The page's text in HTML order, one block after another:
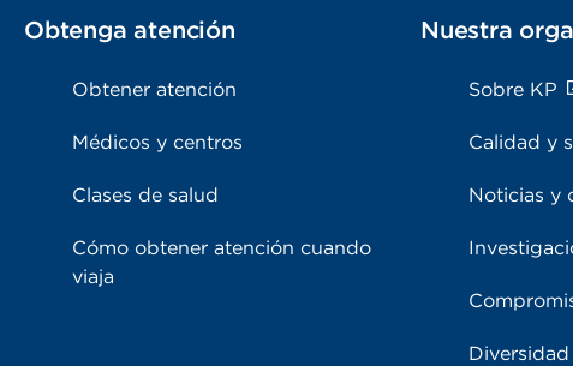
Obtenga atención
Obtener atención
Médicos y centros
Clases de salud
Cómo obtener atención cuando
viaja
Nuestra
Sobre KP
Calidad y
Noticias y